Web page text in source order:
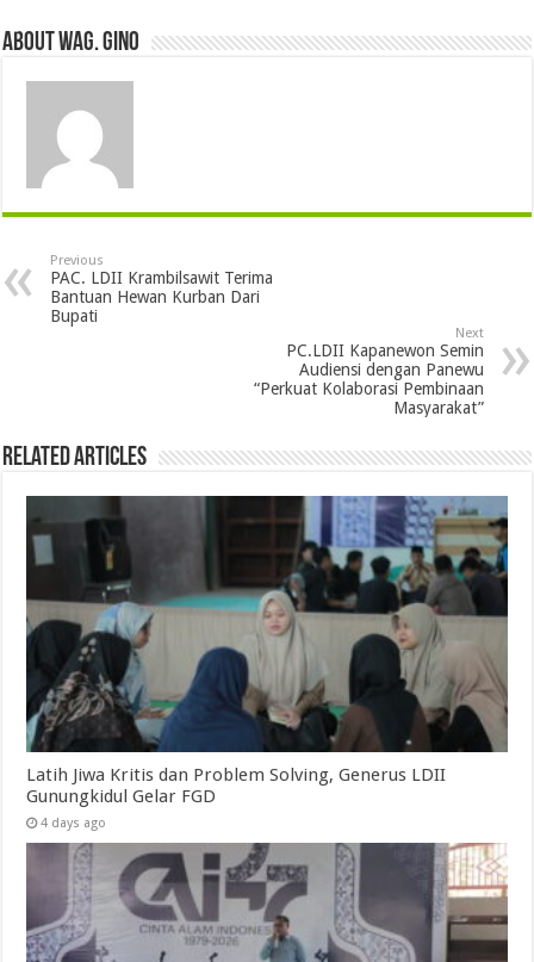
About wag. gino
Previous
PAC. LDII Krambilsawit Terima
Bantuan Hewan Kurban Dari
Bupati
Next
PC.LDII Kapanewon Semin
Audiensi dengan Panewu
“Perkuat Kolaborasi Pembinaan
Masyarakat”
Related Articles
Latih Jiwa Kritis dan Problem Solving, Generus LDII
Gunungkidul Gelar FGD
4 days ago